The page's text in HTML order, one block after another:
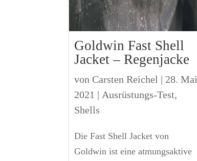
Goldwin Fast Shell
Jacket – Regenjacke
vonCarsten Reichel | 28. Mai
2021 | Ausrüstungs-Test,
Shells
Die Fast Shell Jacket von
Goldwin ist eine atmungsaktive